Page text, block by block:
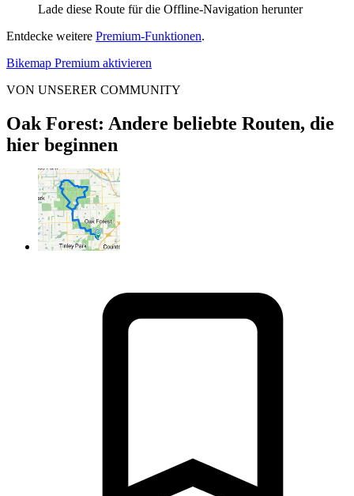
Lade diese Route für die Offline-Navigation herunter
Entdecke weitere Premium-Funktionen.
Bikemap Premium aktivieren
VON UNSERER COMMUNITY
Oak Forest: Andere beliebte Routen, die
hier beginnen